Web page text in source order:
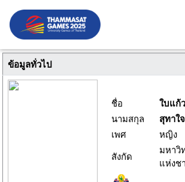
ข้อมูลทั่วไป
ชื่อ
ใบแก้ว
นามสกุล
สุทาใจ
เพศ
หญิง
สังกัด
มหาวิ
แห่งช